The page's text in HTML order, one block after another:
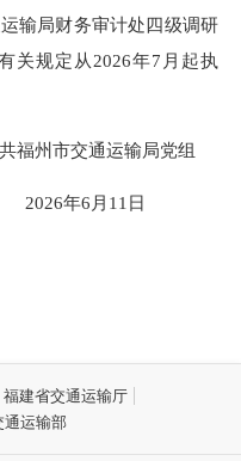
输局财务审计处四级调研
关规定从2026年7月起执
福州市交通运输局党组
2026年6月11日
福建省交通运输厅
通运输部